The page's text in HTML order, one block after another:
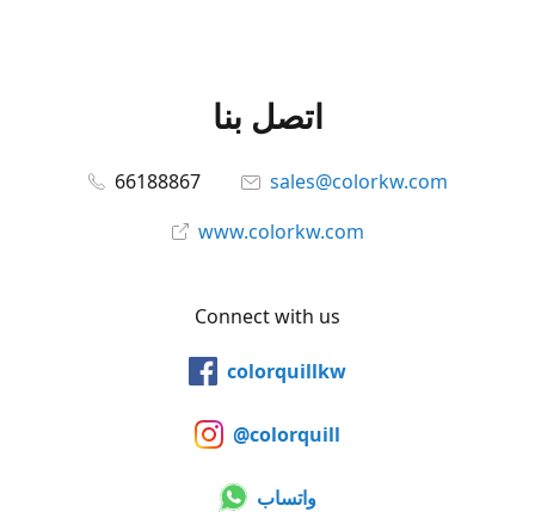
اتصل بنا
66188867
sales@colorkw.com
www.colorkw.com
Connect with us
colorquillkw
@colorquill
واتساب